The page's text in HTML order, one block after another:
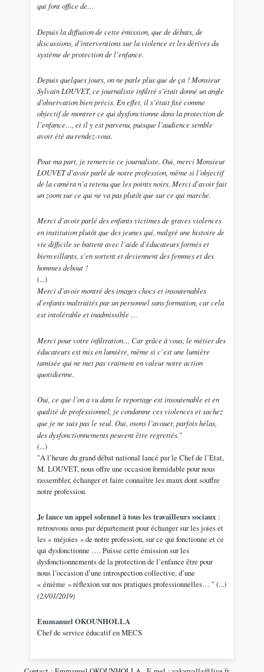
qui font office de…
Depuis la diffusion de cette émission, que de débats, de
discussions, d’interventions sur la violence et les dérives du
système de protection de l’enfance.
Depuis quelques jours, on ne parle plus que de ça ! Monsieur
Sylvain LOUVET, ce journaliste infiltré s’était donné un angle
d’observation bien précis. En effet, il s’était fixé comme
objectif de montrer ce qui dysfonctionne dans la protection de
l’enfance…, et il y est parvenu, puisque l’audience semble
avoir été au rendez-vous.
Pour ma part, je remercie ce journaliste. Oui, merci Monsieur
LOUVET d’avoir parlé de notre profession, même si l’objectif
de la caméra n’a retenu que les points noirs. Merci d’avoir fait
un zoom sur ce qui ne va pas plutôt que sur ce qui marche.
Merci d’avoir parlé des enfants victimes de graves violences
en institution plutôt que des jeunes qui, malgré une histoire de
vie difficile se battent avec l’aide d’éducateurs formés et
bienveillants, s’en sortent et deviennent des femmes et des
hommes debout !
(...)
Merci d’avoir montré des images chocs et insoutenables
d’enfants maltraités par un personnel sans formation, car cela
est intolérable et inadmissible …
Merci pour votre infiltration… Car grâce à vous, le métier des
éducateurs est mis en lumière, même si c’est une lumière
tamisée qui ne met pas vraiment en valeur notre action
quotidienne.
Oui, ce que l’on a vu dans le reportage est insoutenable et en
qualité de professionnel, je condamne ces violences et sachez
que je ne suis pas le seul. Oui, osons l’avouer, parfois hélas,
des dysfonctionnements peuvent être regrettés."
(...)
"A l’heure du grand débat national lancé par le Chef de l’Etat,
M. LOUVET, nous offre une occasion formidable pour nous
rassembler, échanger et faire connaître les maux dont souffre
notre profession.
Je lance un appel solennel à tous les travailleurs sociaux:
retrouvons nous par département pour échanger sur les joies et
les « méjoies » de notre profession, sur ce qui fonctionne et ce
qui dysfonctionne …. Puisse cette émission sur les
dysfonctionnements de la protection de l’enfance être pour
nous l’occasion d’une introspection collective, d’une
« énième » réflexion sur nos pratiques professionnelles… " (...)
(23/01/2019)
Emmanuel OKOUNHOLLA
Chef de service éducatif en MECS